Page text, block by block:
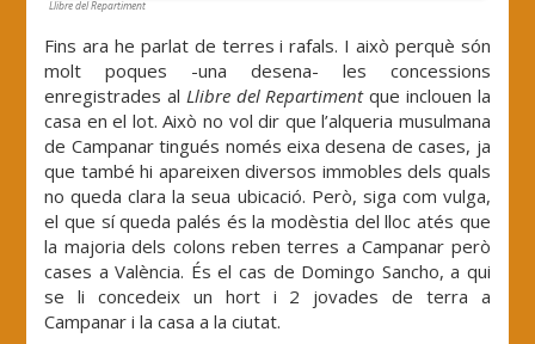
Llibre del Repartiment
Fins ara he parlat de terres i rafals. I això perquè són
molt poques -una desena- les concessions
enregistrades al Llibre del Repartimentque inclouen la
casa en el lot. Això no vol dir que l’alqueria musulmana
de Campanar tingués només eixa desena de cases, ja
que també hi apareixen diversos immobles dels quals
no queda clara la seua ubicació. Però, siga com vulga,
el que sí queda palés és la modèstia del lloc atés que
la majoria dels colons reben terres a Campanar però
cases a València. És el cas de Domingo Sancho, a qui
se li concedeix un hort i 2 jovades de terra a
Campanar i la casa a la ciutat.